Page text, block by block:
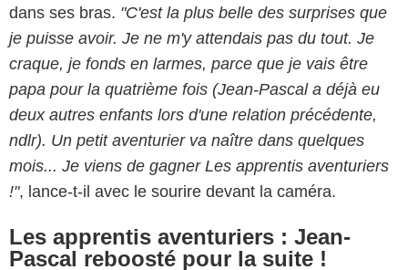
dans ses bras. "C'est la plus belle des surprises que
je puisse avoir. Je ne m'y attendais pas du tout. Je
craque, je fonds en larmes, parce que je vais être
papa pour la quatrième fois (Jean-Pascal a déjà eu
deux autres enfants lors d'une relation précédente,
ndlr). Un petit aventurier va naître dans quelques
mois... Je viens de gagner Les apprentis aventuriers
!", lance-t-il avec le sourire devant la caméra.
Les apprentis aventuriers : Jean-
Pascal reboosté pour la suite !